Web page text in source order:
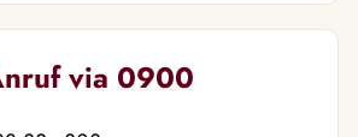
via 0900